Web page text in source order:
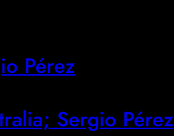
Pérez
Sergio Pérez